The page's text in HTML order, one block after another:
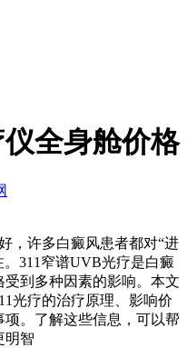
全身舱价格
，许多白癜风患者都对“进
311窄谱UVB光疗是白癜
到多种因素的影响。本文
光疗的治疗原理、影响价
。了解这些信息，可以帮
明智